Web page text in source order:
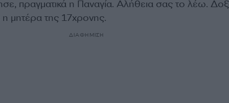
πραγματικά η Παναγία. Αλήθεια σας το λέω.
μητέρα της 17χρονης.
ΔΙΑΦΗΜΙΣΗ